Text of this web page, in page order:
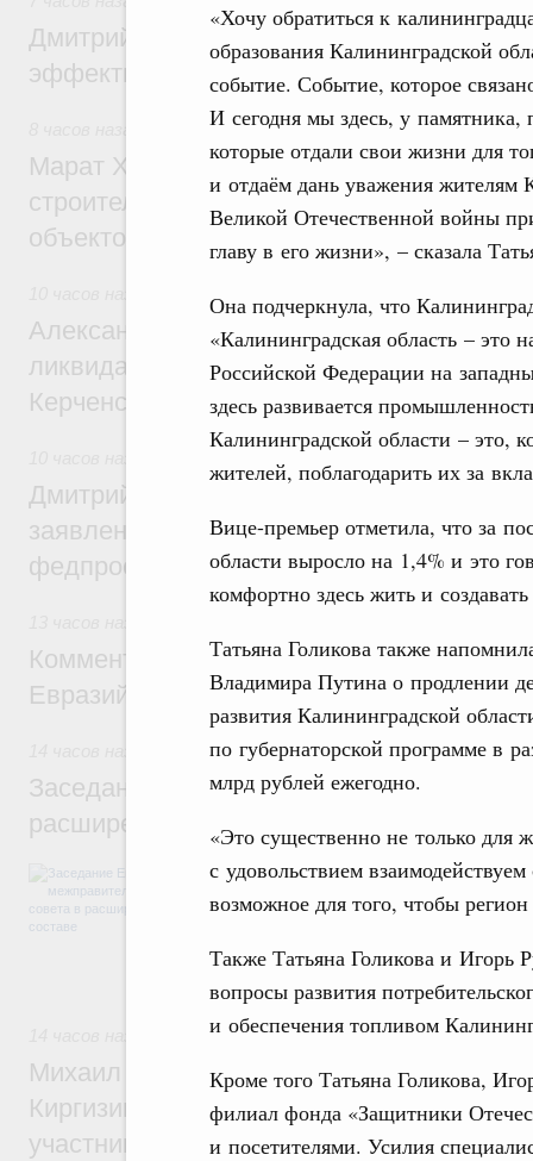
«Хочу обратиться к
образования Калининградской
событие. Событие, которое
И сегодня мы здесь, у памятника,
которые отдали свои жизни для
и отдаём дань уважения жителям
Великой Отечественной войны
главу в его жизни», – сказала
Она подчеркнула, что
«Калининградская область – это
Российской Федерации на
здесь развивается
Калининградской области – это,
жителей, поблагодарить их за
Вице-премьер отметила, что за
области выросло на 1,4% и это
комфортно здесь жить и
Татьяна Голикова также
Владимира Путина о продлении
развития Калининградской
по губернаторской программе в
млрд рублей ежегодно.
«Это существенно не только
с удовольствием
возможное для того, чтобы
Также Татьяна Голикова и Игорь
вопросы развития
и обеспечения топливом
Кроме того Татьяна Голикова,
филиал фонда «Защитники
и посетителями. Усилия
Дмитрий Патрушев: Синхронизация
эффективность поддержки сельских
Экономика городов. Городская среда
Марат Хуснуллин: «Единый заказчик»
строительство и реконструкцию более
объектов
Александр Козлов провёл заседание
ликвидации последствий чрезвычайной
Керченском проливе
Среднее профессиональное образование
Дмитрий Чернышенко: Установлен
заявлений от абитуриентов колледжей и
федпроекта «Профессионалитет»
Комментарий Алексея Оверчука по
Евразийского межправительственного
Евразийский экономический союз.
Заседание Евразийского
расширенном составе
В повестке заседания актуальные задачи
регулирования и администрирования,
железнодорожных перевозок,
Евразийский экономический союз.
Михаил Мишустин принял участие во
Киргизии Садыра Жапарова с главами
участников заседания Евразийского